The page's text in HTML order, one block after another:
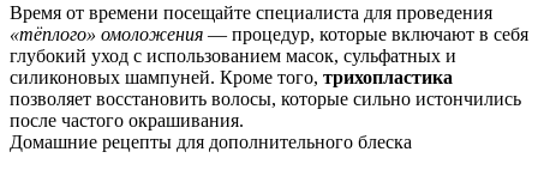
Время от времени посещайте специалиста для проведения
«тёплого» омоложения — процедур, которые включают в себя
глубокий уход с использованием масок, сульфатных и
силиконовых шампуней. Кроме того, трихопластика
позволяет восстановить волосы, которые сильно истончились
после частого окрашивания.
Домашние рецепты для дополнительного блеска